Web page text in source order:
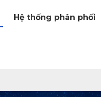
Hệ thống phân phối